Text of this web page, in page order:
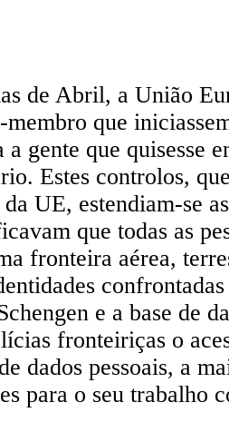
de Abril, a União
membro que
a gente que quisesse
Estes controlos,
UE, estendiam-se
que todas as
fronteira aérea,
e a base de
fronteiriças o
dados pessoais, a
para o seu trabalho